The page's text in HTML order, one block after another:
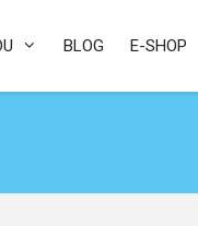
BLOG E-SHOP